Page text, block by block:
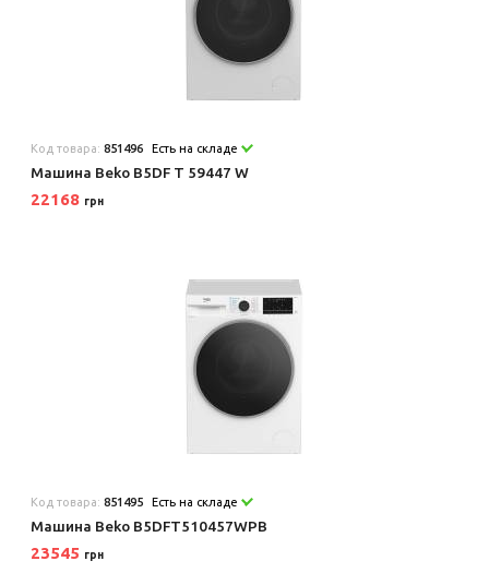
Код товара:851496 Есть на складе
Машина Beko B5DF T 59447 W
22168 грн
Код товара:851495 Есть на складе
Машина Beko B5DFT510457WPB
23545 грн